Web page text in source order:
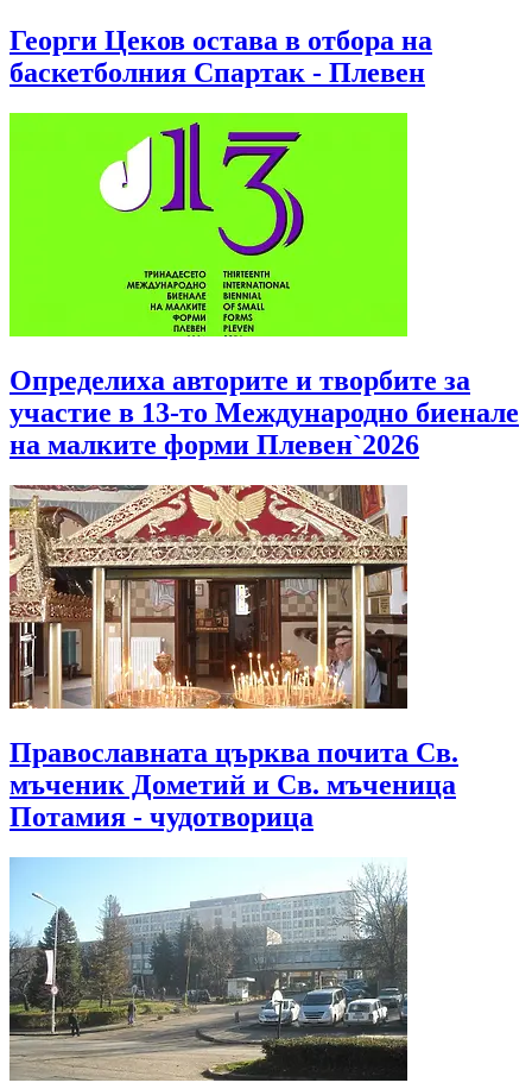
Георги Цеков остава в отбора на
баскетболния Спартак - Плевен
Определиха авторите и творбите за
участие в 13-то Международно биенале
на малките форми Плевен`2026
Православната църква почита Св.
мъченик Дометий и Св. мъченица
Потамия - чудотворица